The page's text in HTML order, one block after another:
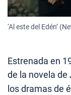
‘Al este del Edén’
Estrenada en
de la novela de
los dramas de